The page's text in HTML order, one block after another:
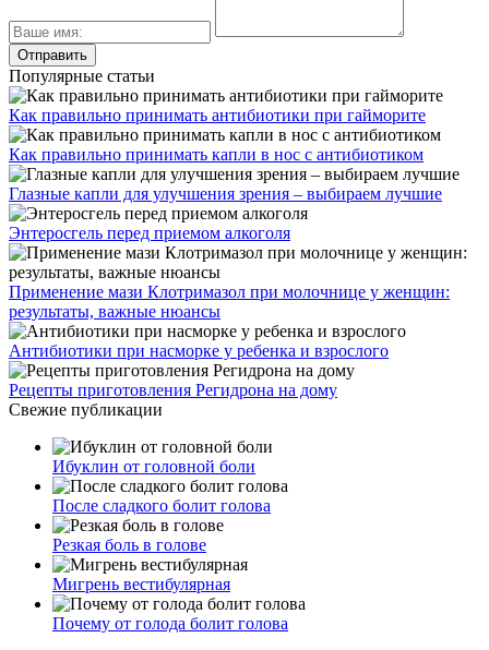
Популярные статьи
Как правильно принимать антибиотики при гайморите
Как правильно принимать капли в нос с антибиотиком
Глазные капли для улучшения зрения – выбираем лучшие
Энтеросгель перед приемом алкоголя
Применение мази Клотримазол при молочнице у женщин:
результаты, важные нюансы
Антибиотики при насморке у ребенка и взрослого
Рецепты приготовления Регидрона на дому
Свежие публикации
Ибуклин от головной боли
После сладкого болит голова
Резкая боль в голове
Мигрень вестибулярная
Почему от голода болит голова